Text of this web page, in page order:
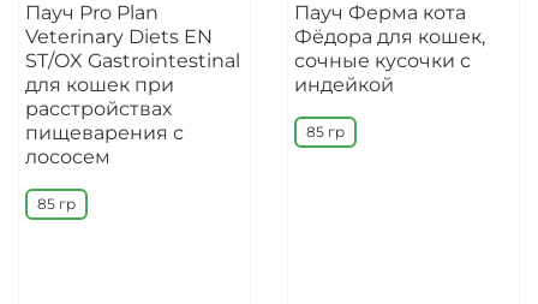
Пауч Pro Plan
Veterinary Diets EN
ST/OX Gastrointestinal
для кошек при
расстройствах
пищеварения с
лососем
85 гр
Пауч Ферма кота
Фёдора для кошек,
сочные кусочки с
индейкой
85 гр